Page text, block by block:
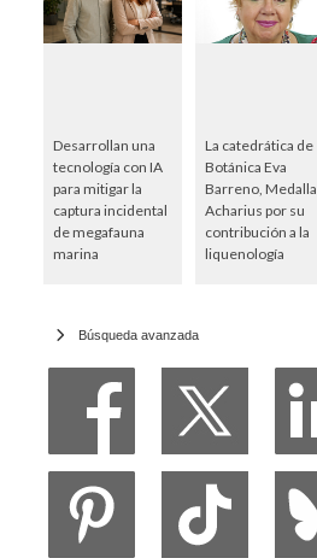
Desarrollan una
tecnología con IA
para mitigar la
captura incidental
de megafauna
marina
La catedrática de
Botánica Eva
Barreno, Medalla
Acharius por su
contribución a la
liquenología
Búsqueda avanzada